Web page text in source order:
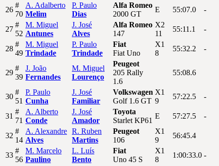
26
#
70
A. Adalberto
Melim
P. Paulo
Dias
Alfa Romeo
2000 GT
E 55:07.0 -
27
#
52
M. Miguel
Antunes
J. José
Alves
Alfa Romeo
147
X2
11
55:11.1 -
28
#
49
M. Miguel
Trindade
P. Paulo
Trindade
Fiat
Fiat Uno
X1
8
55:32.2 -
29
#
39
J. João
Fernandes
M. Miguel
Lourenço
Peugeot
205 Rally
1.6
55:08.6
30
#
51
P. Paulo
Cunha
J. José
Familiar
Volkswagen
Golf 1.6 GT
X1
9
57:22.5 -
31
#
71
A. Alberto
Conde
J. José
Amador
Toyota
Starlet KP61
E 57:27.5 -
32
#
14
A. Alexandre
Alves
R. Ruben
Martins
Peugeot
106
X1
9
56:45.4
33
#
56
M. Marcelo
Paulino
L. Luís
Bento
Fiat
Uno 45 S
X1
8
1:00:33.0 -